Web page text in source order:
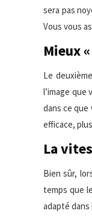
sera pas
Vous vous
Mieux
Le
l’image que
dans ce
efficace,
La
Bien sûr,
temps que
adapté